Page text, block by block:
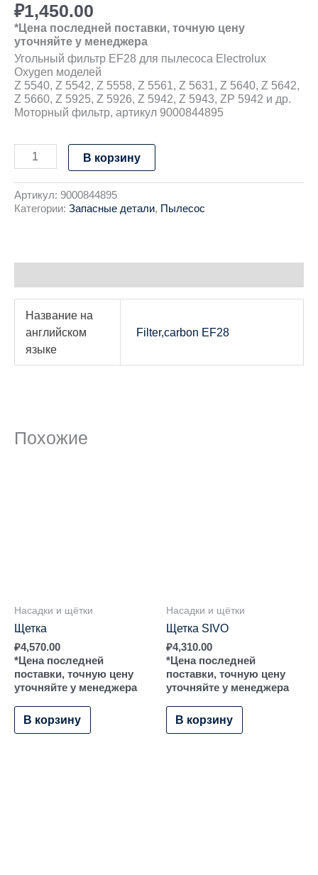
₽1,450.00
*Цена последней поставки, точную цену
уточняйте у менеджера
Угольный фильтр EF28 для пылесоса Electrolux
Oxygen моделей
Z 5540, Z 5542, Z 5558, Z 5561, Z 5631, Z 5640, Z 5642,
Z 5660, Z 5925, Z 5926, Z 5942, Z 5943, ZP 5942 и др.
Моторный фильтр, артикул 9000844895
В корзину
Артикул: 9000844895
Категории: Запасные детали, Пылесос
Название на
английском
языке
Filter,carbon EF28
Похожие
Насадки и щётки
Щетка
₽4,570.00
*Цена последней
поставки, точную цену
уточняйте у менеджера
В корзину
Насадки и щётки
Щетка SIVO
₽4,310.00
*Цена последней
поставки, точную цену
уточняйте у менеджера
В корзину